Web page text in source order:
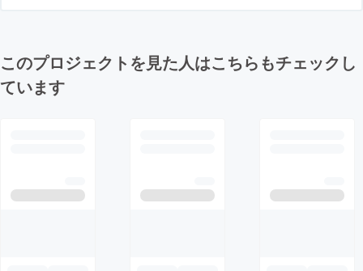
このプロジェクトを見た人はこちらもチェックし
ています